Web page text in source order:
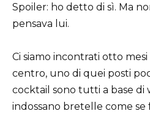
Spoiler: ho detto di sì. Ma
pensava lui.
Ci siamo incontrati otto
centro, uno di quei posti
cocktail sono tutti a base di
indossano bretelle come se